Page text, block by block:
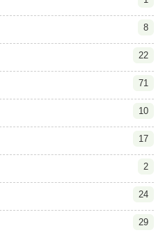
8
22
71
10
17
2
24
29